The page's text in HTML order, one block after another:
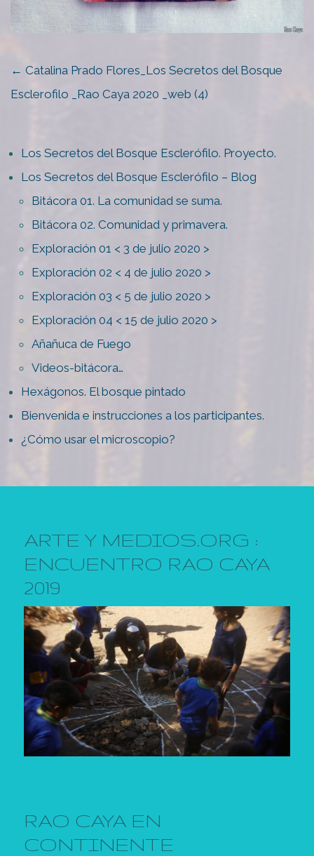
POST
NAVIGATION
← Catalina Prado Flores_Los Secretos del Bosque
Esclerofilo _Rao Caya 2020 _web (4)
Los Secretos del Bosque Esclerófilo. Proyecto.
Los Secretos del Bosque Esclerófilo – Blog
Bitácora 01. La comunidad se suma.
Bitácora 02. Comunidad y primavera.
Exploración 01 < 3 de julio 2020 >
Exploración 02 < 4 de julio 2020 >
Exploración 03 < 5 de julio 2020 >
Exploración 04 < 15 de julio 2020 >
Añañuca de Fuego
Videos-bitácora…
Hexágonos. El bosque pintado
Bienvenida e instrucciones a los participantes.
¿Cómo usar el microscopio?
ARTE Y MEDIOS.ORG :
ENCUENTRO RAO CAYA
2019
RAO CAYA EN
CONTINENTE